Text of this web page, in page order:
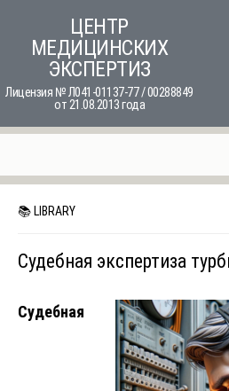
content
ЦЕНТР
МЕДИЦИНСКИХ
ЭКСПЕРТИЗ
Лицензия № Л041-01137-77 / 00288849
от 21.08.2013 года
📚 LIBRARY
Судебная экспертиза
Судебная